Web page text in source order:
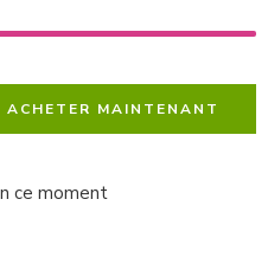
ACHETER MAINTENANT
ce moment